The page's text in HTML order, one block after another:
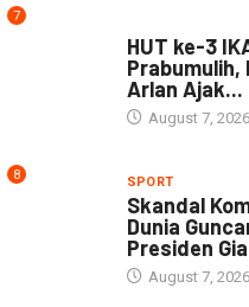
7
HUT ke-3
Prabumulih,
Arlan Ajak...
August 7, 2026
8 SPORT
Skandal
Dunia
Presiden
August 7, 2026